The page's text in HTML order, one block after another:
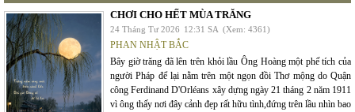
CHƠI CHO HẾT MÙA TRĂNG
24 Tháng Tư 2026 12:31 SA (Xem: 4361)
PHAN NHẬT BẮC
Bây giờ trăng đã lên trên khỏi lầu Ông Hoàng một phế tích của
người Pháp để lại nằm trên một ngọn đồi Thơ mộng do Quận
công Ferdinand D'Orléans xây dựng ngày 21 tháng 2 năm 1911
vì ông thấy nơi đây cảnh đẹp rất hữu tình,đứng trên lầu nhìn bao